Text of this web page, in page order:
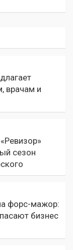
врачам и
сезон
форс-мажор:
бизнес